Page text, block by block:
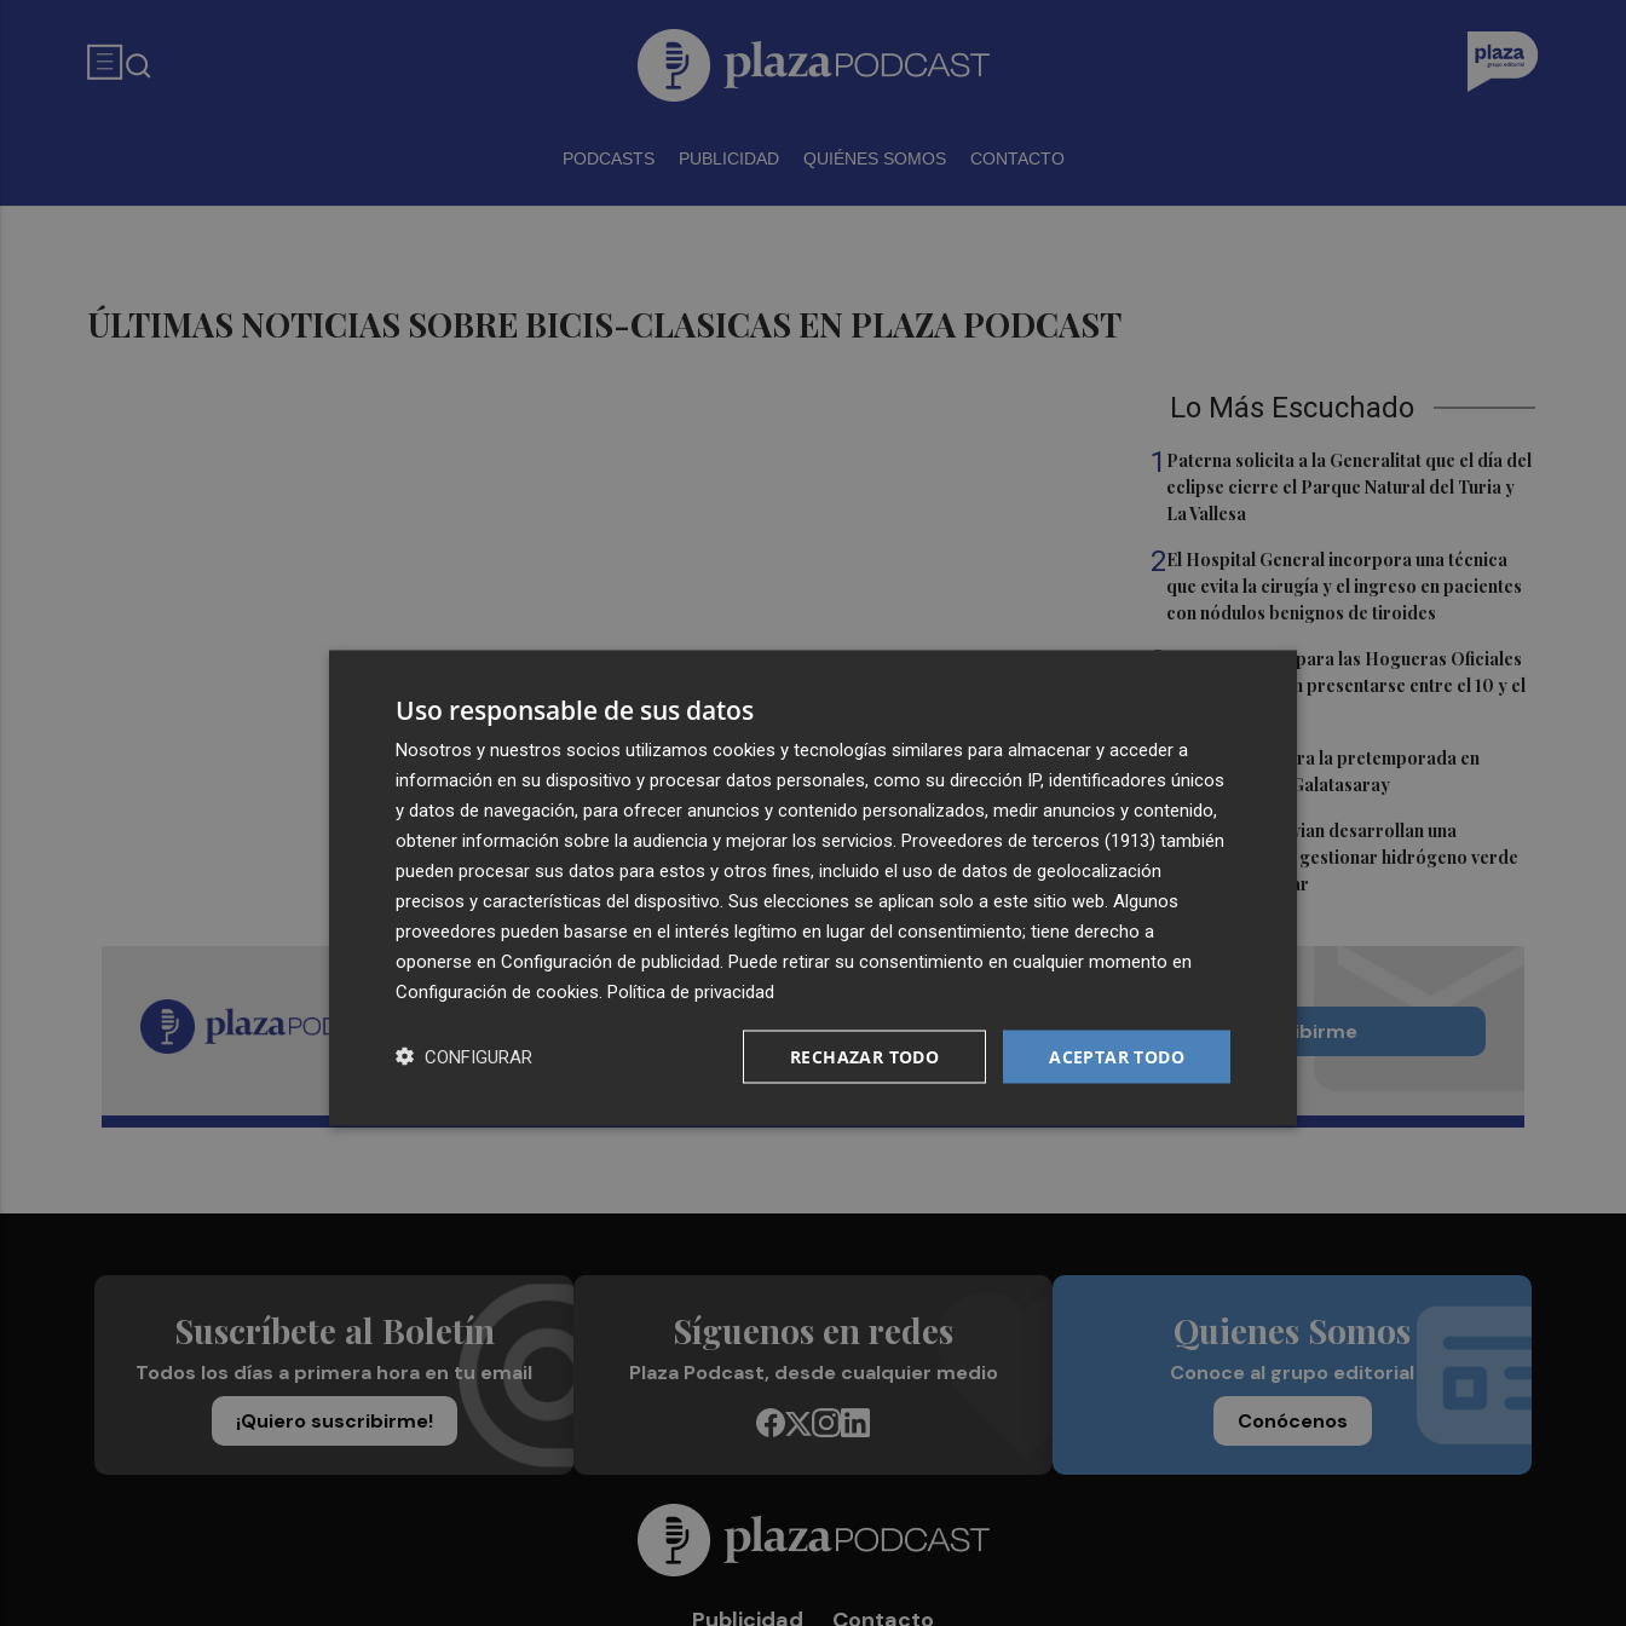
PODCASTS PUBLICIDAD QUIÉNES SOMOS CONTACTO
ÚLTIMAS NOTICIAS SOBRE BICIS-CLASICAS EN PLAZA PODCAST
Lo Más Escuchado
1 Paterna solicita a la Generalitat que el día del
eclipse cierre el Parque Natural del Turia y
La Vallesa
2El Hospital General incorpora una técnica
que evita la cirugía y el ingreso en pacientes
con nódulos benignos de tiroides
3Las propuestas para las Hogueras Oficiales
de 2027 deberán presentarse entre el 10 y el
4El Villarreal cierra la pretemporada en
Turquía ante el Galatasaray
5 Espaitec y Abervian desarrollan una
tecnología para gestionar hidrógeno verde
con energía solar
Recibe toda la actualidad de
Plaza Podcast en tu correo
Quiero suscribirme
Suscríbete al Boletín
Todos los días a primera hora en tu email
¡Quiero suscribirme!
Síguenos en redes
Plaza Podcast, desde cualquier medio
Quienes Somos
Conoce al grupo editorial
Conócenos
Publicidad Contacto
Uso responsable de sus datos
Nosotros y nuestros socios utilizamos cookies y tecnologías similares para almacenar y acceder a
información en su dispositivo y procesar datos personales, como su dirección IP, identificadores únicos
y datos de navegación, para ofrecer anuncios y contenido personalizados, medir anuncios y contenido,
obtener información sobre la audiencia y mejorar los servicios. Proveedores de terceros (1913) también
pueden procesar sus datos para estos y otros fines, incluido el uso de datos de geolocalización
precisos y características del dispositivo. Sus elecciones se aplican solo a este sitio web. Algunos
proveedores pueden basarse en el interés legítimo en lugar del consentimiento; tiene derecho a
oponerse en Configuración de publicidad . Puede retirar su consentimiento en cualquier momento en
Configuración de cookies Política de privacidad
ACEPTAR TODO
RECHAZAR TODO
CONFIGURAR